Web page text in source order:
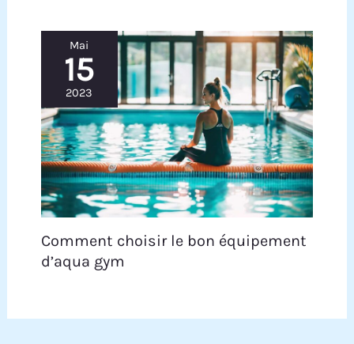
Mai
15
2023
Comment choisir le bon équipement
d’aqua gym